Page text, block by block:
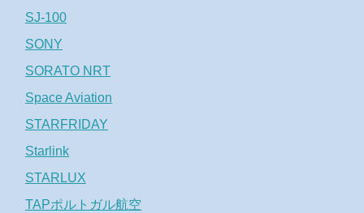
SJ-100
SONY
SORATO NRT
Space Aviation
STARFRIDAY
Starlink
STARLUX
TAPポルトガル航空